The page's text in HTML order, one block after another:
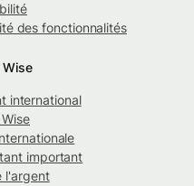
des fonctionnalités
Wise
international
important
l'argent